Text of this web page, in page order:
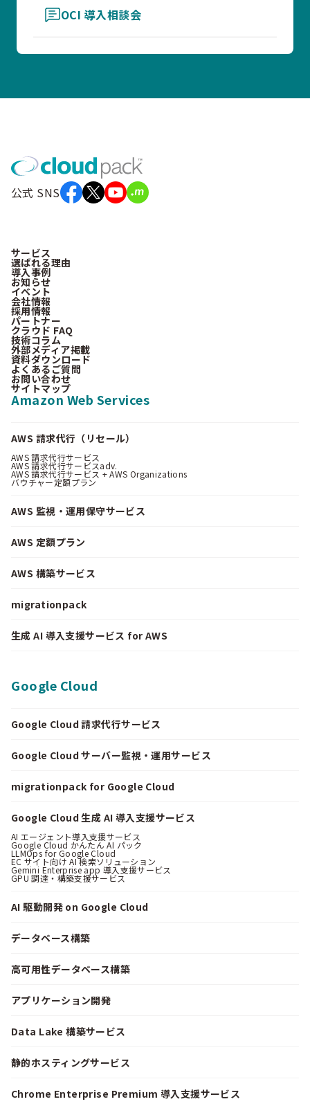
OCI 導入相談会
公式 SNS
サービス
選ばれる理由
導入事例
お知らせ
イベント
会社情報
採用情報
パートナー
クラウド FAQ
技術コラム
外部メディア掲載
資料ダウンロード
よくあるご質問
お問い合わせ
サイトマップ
Amazon Web Services
AWS 請求代行（リセール）
AWS 請求代行サービス
AWS 請求代行サービスadv.
AWS 請求代行サービス + AWS Organizations
バウチャー定額プラン
AWS 監視・運用保守サービス
AWS 定額プラン
AWS 構築サービス
migrationpack
生成 AI 導入支援サービス for AWS
Google Cloud
Google Cloud 請求代行サービス
Google Cloud サーバー監視・運用サービス
migrationpack for Google Cloud
Google Cloud 生成 AI 導入支援サービス
AI エージェント導入支援サービス
Google Cloud かんたん AI パック
LLMOps for Google Cloud
EC サイト向け AI 検索ソリューション
Gemini Enterprise app 導入支援サービス
GPU 調達・構築支援サービス
AI 駆動開発 on Google Cloud
データベース構築
高可用性データベース構築
アプリケーション開発
Data Lake 構築サービス
静的ホスティングサービス
Chrome Enterprise Premium 導入支援サービス